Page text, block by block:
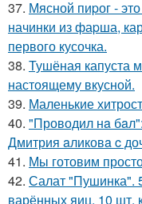
37. Мясной пиpог -
начинки из фаpша,
первого кусочка.
38. Тушёная капуста
настоящему вкусной.
39. Маленькие
40. "Проводил нa
Дмитрия aликовa c
41. Мы готовим
42. Салат "Пушинка".
варённых яиц, 10 шт.